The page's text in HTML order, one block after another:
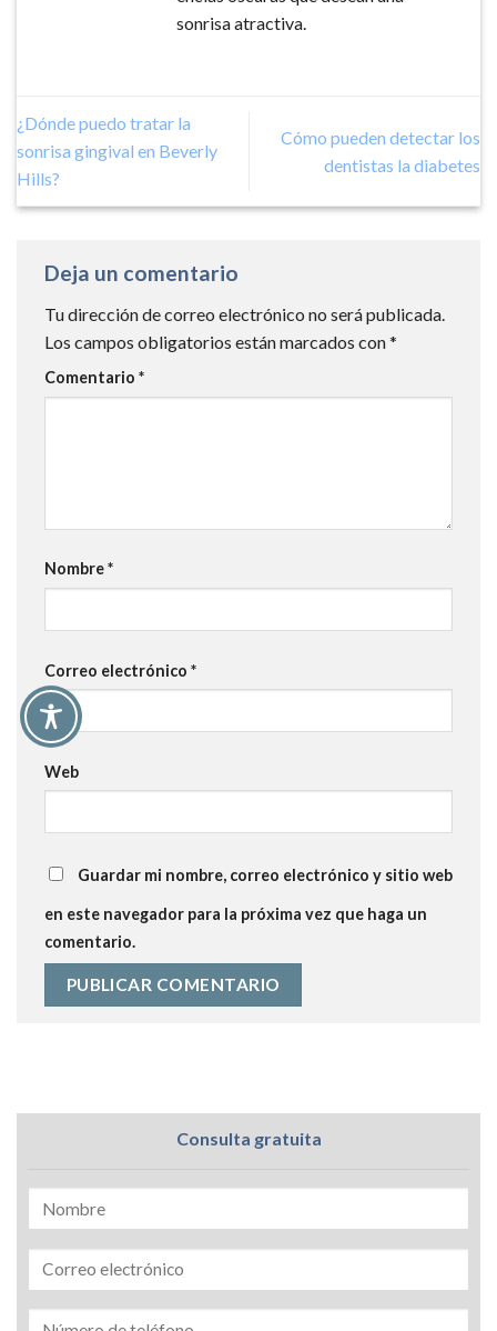
sonrisa atractiva.
¿Dónde puedo tratar la
sonrisa gingival en Beverly
Hills?
Cómo pueden detectar los
dentistas la diabetes
Deja un comentario
Tu dirección de correo electrónico no será publicada.
Los campos obligatorios están marcados con*
Comentario *
Nombre*
Correo electrónico *
Web
Guardar mi nombre, correo electrónico y sitio web
en este navegador para la próxima vez que haga un
comentario.
Consulta gratuita